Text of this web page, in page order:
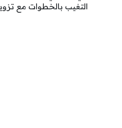
التغيب بالخطوات مع